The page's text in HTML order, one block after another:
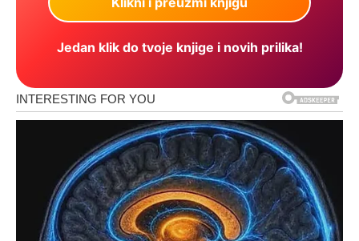
Jedan klik do tvoje knjige i novih prilika!